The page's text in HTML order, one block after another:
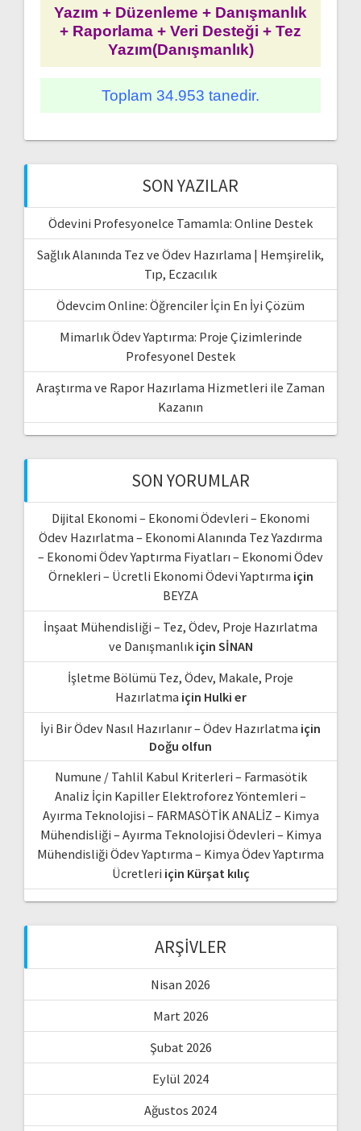
Yazım + Düzenleme + Danışmanlık
+ Raporlama + Veri Desteği + Tez
Yazım(Danışmanlık)
Toplam 34.953 tanedir.
SON YAZILAR
Ödevini Profesyonelce Tamamla: Online Destek
Sağlık Alanında Tez ve Ödev Hazırlama | Hemşirelik,
Tıp, Eczacılık
Ödevcim Online: Öğrenciler İçin En İyi Çözüm
Mimarlık Ödev Yaptırma: Proje Çizimlerinde
Profesyonel Destek
Araştırma ve Rapor Hazırlama Hizmetleri ile Zaman
Kazanın
SON YORUMLAR
Dijital Ekonomi – Ekonomi Ödevleri – Ekonomi
Ödev Hazırlatma – Ekonomi Alanında Tez Yazdırma
– Ekonomi Ödev Yaptırma Fiyatları – Ekonomi Ödev
Örnekleri – Ücretli Ekonomi Ödevi Yaptırma için
BEYZA
İnşaat Mühendisliği – Tez, Ödev, Proje Hazırlatma
ve Danışmanlıkiçin SİNAN
İşletme Bölümü Tez, Ödev, Makale, Proje
Hazırlatma için Hulki er
İyi Bir Ödev Nasıl Hazırlanır – Ödev Hazırlatma için
Doğu olfun
Numune / Tahlil Kabul Kriterleri – Farmasötik
Analiz İçin Kapiller Elektroforez Yöntemleri –
Ayırma Teknolojisi – FARMASÖTİK ANALİZ – Kimya
Mühendisliği – Ayırma Teknolojisi Ödevleri – Kimya
Mühendisliği Ödev Yaptırma – Kimya Ödev Yaptırma
Ücretleri için Kürşat kılıç
ARŞIVLER
Nisan 2026
Mart 2026
Şubat 2026
Eylül 2024
Ağustos 2024